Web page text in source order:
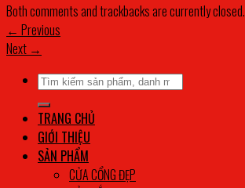
Both comments and trackbacks are currently closed.
← Previous
Next →
Tìm
kiếm:
TRANG CHỦ
GIỚI THIỆU
SẢN PHẨM
CỬA CỔNG ĐẸP